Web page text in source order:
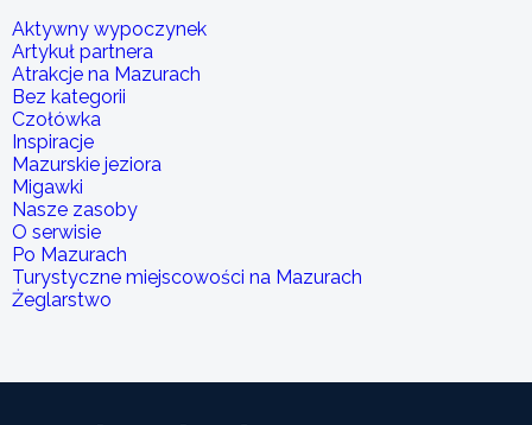
Aktywny wypoczynek
Artykuł partnera
Atrakcje na Mazurach
Bez kategorii
Czołówka
Inspiracje
Mazurskie jeziora
Migawki
Nasze zasoby
O serwisie
Po Mazurach
Turystyczne miejscowości na Mazurach
Żeglarstwo